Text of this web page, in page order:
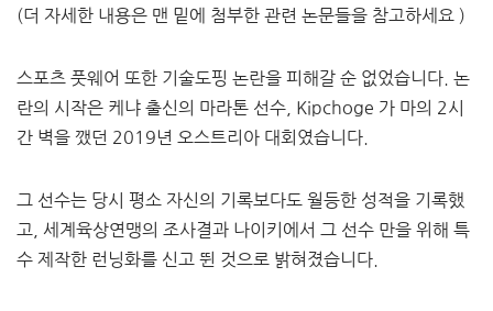
(더 자세한 내용은 맨 밑에 첨부한 관련 논문들을 참고하세요 )
스포츠 풋웨어 또한 기술도핑 논란을 피해갈 순 없었습니다. 논
란의 시작은 케냐 출신의 마라톤 선수, Kipchoge 가 마의 2시
간 벽을 깼던 2019년 오스트리아 대회였습니다.
그 선수는 당시 평소 자신의 기록보다도 월등한 성적을 기록했
고, 세계육상연맹의 조사결과 나이키에서 그 선수 만을 위해 특
수 제작한 런닝화를 신고 뛴 것으로 밝혀졌습니다.